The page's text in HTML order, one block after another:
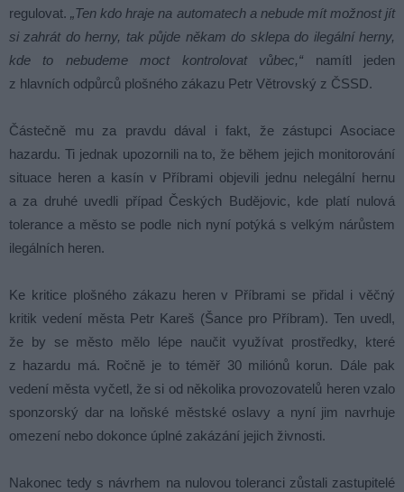
regulovat.„Ten kdo hraje na automatech a nebude mít možnost jít
si zahrát do herny, tak půjde někam do sklepa do ilegální herny,
kde to nebudeme moct kontrolovat vůbec,“ namítl jeden
z hlavních odpůrců plošného zákazu Petr Větrovský z ČSSD.
Částečně mu za pravdu dával i fakt, že zástupci Asociace
hazardu. Ti jednak upozornili na to, že během jejich monitorování
situace heren a kasín v Příbrami objevili jednu nelegální hernu
a za druhé uvedli případ Českých Budějovic, kde platí nulová
tolerance a město se podle nich nyní potýká s velkým nárůstem
ilegálních heren.
Ke kritice plošného zákazu heren v Příbrami se přidal i věčný
kritik vedení města Petr Kareš (Šance pro Příbram). Ten uvedl,
že by se město mělo lépe naučit využívat prostředky, které
z hazardu má. Ročně je to téměř 30 miliónů korun. Dále pak
vedení města vyčetl, že si od několika provozovatelů heren vzalo
sponzorský dar na loňské městské oslavy a nyní jim navrhuje
omezení nebo dokonce úplné zakázání jejich živnosti.
Nakonec tedy s návrhem na nulovou toleranci zůstali zastupitelé